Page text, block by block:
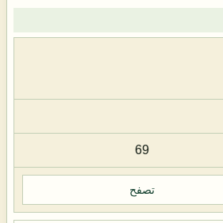
69
تصفح